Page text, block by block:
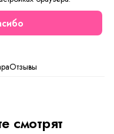
о вариантах
Отзывы
смотрят